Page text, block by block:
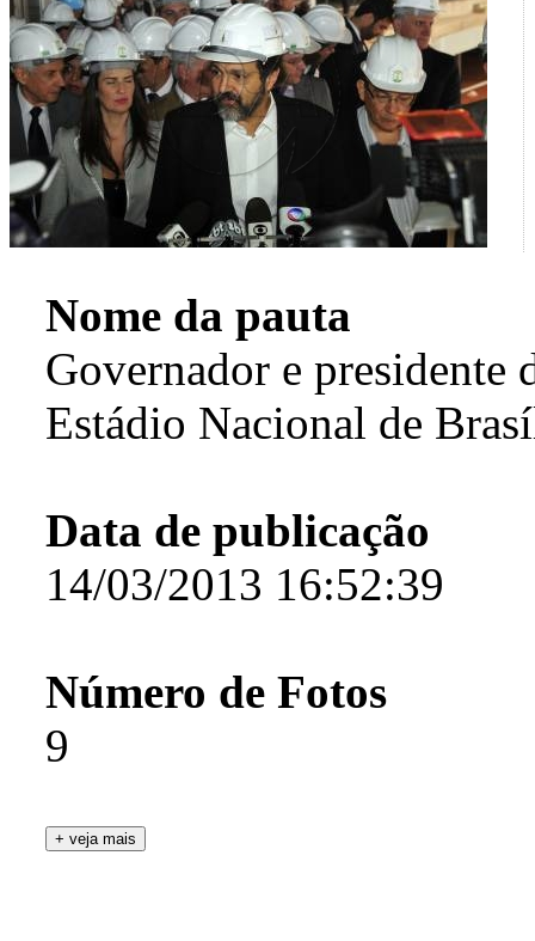
Nome da pauta
Governador e presidente
Estádio Nacional de
Data de publicação
14/03/2013 16:52:39
Número de Fotos
9